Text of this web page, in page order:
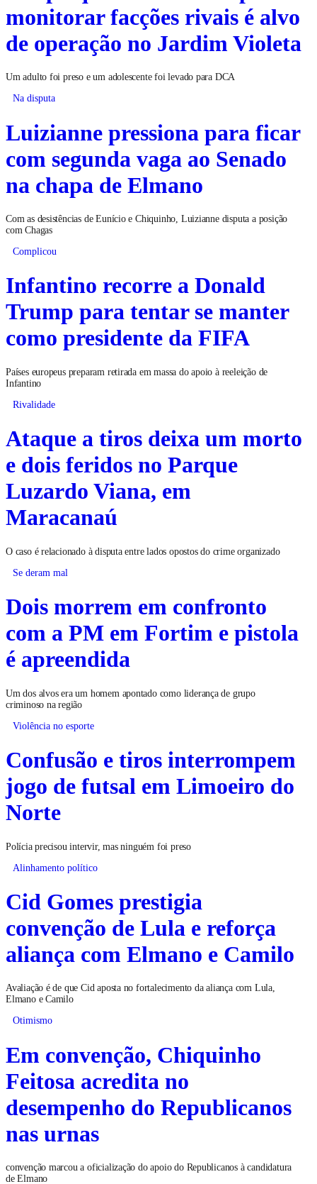
monitorar facções rivais é alvo
de operação no Jardim Violeta
Um adulto foi preso e um adolescente foi levado para DCA
Na disputa
Luizianne pressiona para ficar
com segunda vaga ao Senado
na chapa de Elmano
Com as desistências de Eunício e Chiquinho, Luizianne disputa a posição
com Chagas
Complicou
Infantino recorre a Donald
Trump para tentar se manter
como presidente da FIFA
Países europeus preparam retirada em massa do apoio à reeleição de
Infantino
Rivalidade
Ataque a tiros deixa um morto
e dois feridos no Parque
Luzardo Viana, em
Maracanaú
O caso é relacionado à disputa entre lados opostos do crime organizado
Se deram mal
Dois morrem em confronto
com a PM em Fortim e pistola
é apreendida
Um dos alvos era um homem apontado como liderança de grupo
criminoso na região
Violência no esporte
Confusão e tiros interrompem
jogo de futsal em Limoeiro do
Norte
Polícia precisou intervir, mas ninguém foi preso
Alinhamento político
Cid Gomes prestigia
convenção de Lula e reforça
aliança com Elmano e Camilo
Avaliação é de que Cid aposta no fortalecimento da aliança com Lula,
Elmano e Camilo
Otimismo
Em convenção, Chiquinho
Feitosa acredita no
desempenho do Republicanos
nas urnas
convenção marcou a oficialização do apoio do Republicanos à candidatura
de Elmano